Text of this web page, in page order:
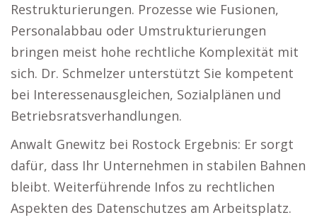
Restrukturierungen. Prozesse wie Fusionen,
Personalabbau oder Umstrukturierungen
bringen meist hohe rechtliche Komplexität mit
sich. Dr. Schmelzer unterstützt Sie kompetent
bei Interessenausgleichen, Sozialplänen und
Betriebsratsverhandlungen.
Anwalt Gnewitz bei Rostock Ergebnis: Er sorgt
dafür, dass Ihr Unternehmen in stabilen Bahnen
bleibt. Weiterführende Infos zu rechtlichen
Aspekten des Datenschutzes am Arbeitsplatz.